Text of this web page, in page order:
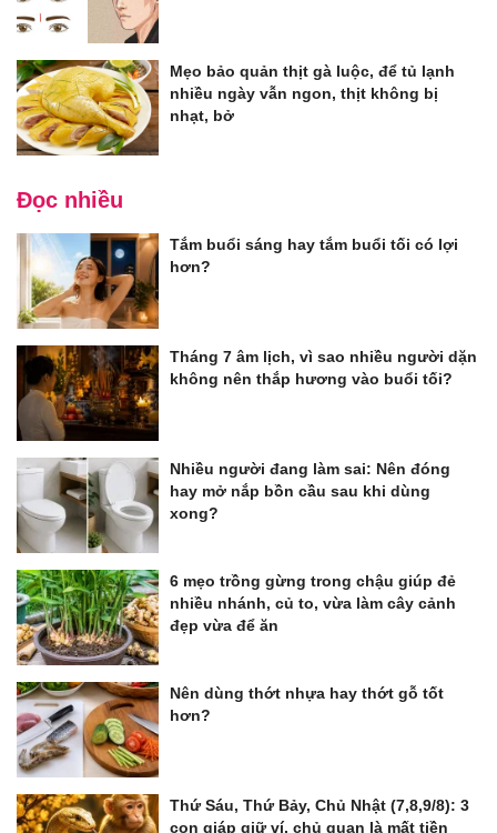
Mẹo bảo quản thịt gà luộc, để tủ lạnh
nhiều ngày vẫn ngon, thịt không bị
nhạt, bở
Đọc nhiều
Tắm buổi sáng hay tắm buổi tối có lợi
hơn?
Tháng 7 âm lịch, vì sao nhiều người dặn
không nên thắp hương vào buổi tối?
Nhiều người đang làm sai: Nên đóng
hay mở nắp bồn cầu sau khi dùng
xong?
6 mẹo trồng gừng trong chậu giúp đẻ
nhiều nhánh, củ to, vừa làm cây cảnh
đẹp vừa để ăn
Nên dùng thớt nhựa hay thớt gỗ tốt
hơn?
Thứ Sáu, Thứ Bảy, Chủ Nhật (7,8,9/8): 3
con giáp giữ ví, chủ quan là mất tiền